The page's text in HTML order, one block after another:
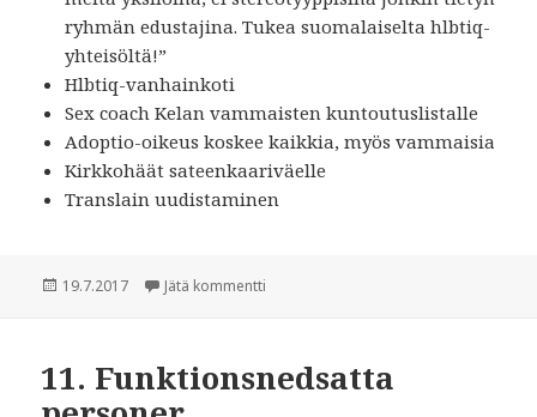
ryhmän edustajina. Tukea suomalaiselta hlbtiq-
yhteisöltä!”
Hlbtiq-vanhainkoti
Sex coach Kelan vammaisten kuntoutuslistalle
Adoptio-oikeus koskee kaikkia, myös vammaisia
Kirkkohäät sateenkaariväelle
Translain uudistaminen
Julkaistu
19.7.2017 Jätä kommentti
11. Funktionsnedsatta